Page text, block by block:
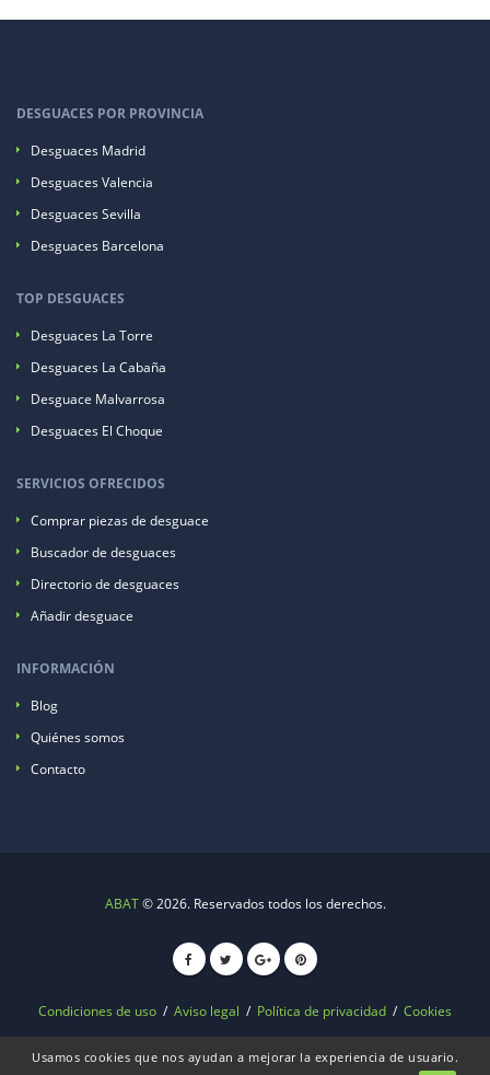
DESGUACES POR PROVINCIA
Desguaces Madrid
Desguaces Valencia
Desguaces Sevilla
Desguaces Barcelona
TOP DESGUACES
Desguaces La Torre
Desguaces La Cabaña
Desguace Malvarrosa
Desguaces El Choque
SERVICIOS OFRECIDOS
Comprar piezas de desguace
Buscador de desguaces
Directorio de desguaces
Añadir desguace
INFORMACIÓN
Blog
Quiénes somos
Contacto
ABAT© 2026. Reservados todos los derechos.
Condiciones de uso / Aviso legal / Política de privacidad / Cookies
Usamos cookies que nos ayudan a mejorar la experiencia de usuario.